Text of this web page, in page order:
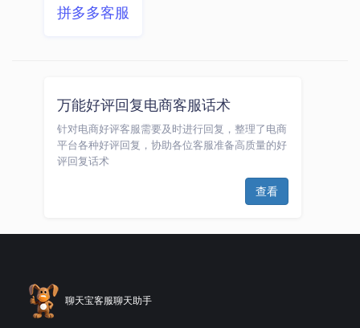
拼多多客服
万能好评回复电商客服话术
针对电商好评客服需要及时进行回复，整理了电商
平台各种好评回复，协助各位客服准备高质量的好
评回复话术
查看
聊天宝客服聊天助手